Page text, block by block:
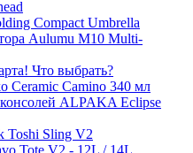
Compact Umbrella
Aulumu M10 Multi-
Что выбрать?
Ceramic Camino 340 мл
ALPAKA Eclipse
Toshi Sling V2